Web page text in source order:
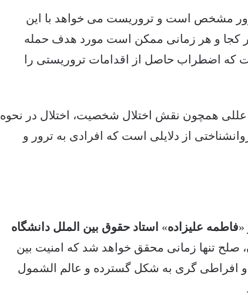
مشخص است و تروریست می خواهد با این
کجا و هر زمانی ممکن است مورد هدف حمله
که اضطراب حاصل از اقدامات تروریستی را
همچون نقش اختلال شخصیت، اختلال در نحوه
از دلایلی است که افرادی به ترور و
«فاطمه علیزاده» استاد حقوق بین الملل دانشگاه
صلح تنها زمانی محقق خواهد شد که امنیت بین
و افراطی گری به شکل گسترده و عالم الشمول